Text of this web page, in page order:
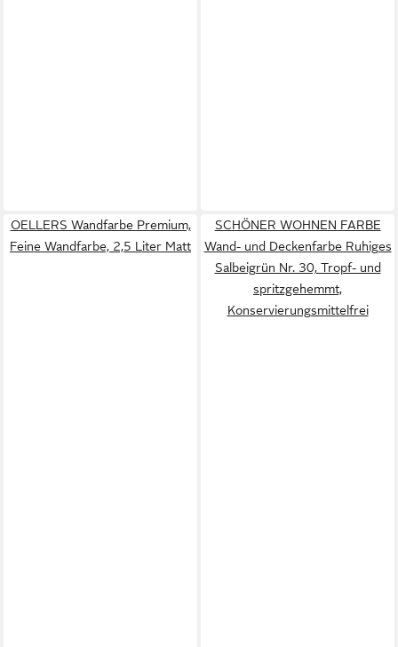
OELLERS Wandfarbe Premium,
Feine Wandfarbe, 2,5 Liter Matt
SCHÖNER WOHNEN FARBE
Wand- und Deckenfarbe Ruhiges
Salbeigrün Nr. 30, Tropf- und
spritzgehemmt,
Konservierungsmittelfrei